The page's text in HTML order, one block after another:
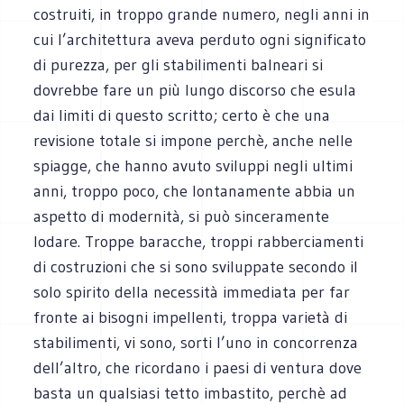
costruiti, in troppo grande numero, negli anni in
cui l’architettura aveva perduto ogni significato
di purezza, per gli stabilimenti balneari si
dovrebbe fare un più lungo discorso che esula
dai limiti di questo scritto; certo è che una
revisione totale si impone perchè, anche nelle
spiagge, che hanno avuto sviluppi negli ultimi
anni, troppo poco, che lontanamente abbia un
aspetto di modernità, si può sinceramente
lodare. Troppe baracche, troppi rabberciamenti
di costruzioni che si sono sviluppate secondo il
solo spirito della necessità immediata per far
fronte ai bisogni impellenti, troppa varietà di
stabilimenti, vi sono, sorti l’uno in concorrenza
dell’altro, che ricordano i paesi di ventura dove
basta un qualsiasi tetto imbastito, perchè ad